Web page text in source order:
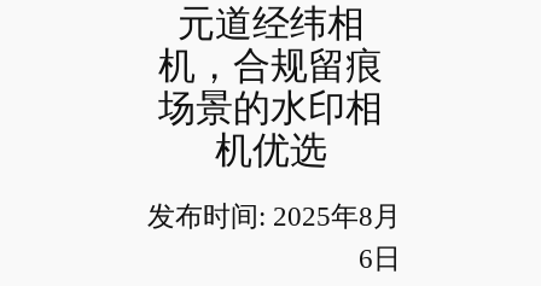
元道经纬相
机，合规留痕
场景的水印相
机优选
发布时间: 2025年8月
6日